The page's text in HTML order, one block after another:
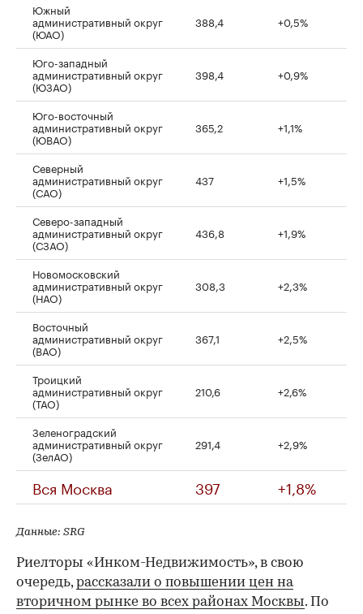
Южный
административный округ
(ЮАО)
388,4 +0,5%
Юго-западный
административный округ
(ЮЗАО)
398,4 +0,9%
Юго-восточный
административный округ
(ЮВАО)
365,2 +1,1%
Северный
административный округ
(САО)
437 +1,5%
Северо-западный
административный округ
(СЗАО)
436,8 +1,9%
Новомосковский
административный округ
(НАО)
308,3 +2,3%
Восточный
административный округ
(ВАО)
367,1 +2,5%
Троицкий
административный округ
(ТАО)
210,6 +2,6%
Зеленоградский
административный округ
(ЗелАО)
291,4 +2,9%
Вся Москва 397 +1,8%
Данные: SRG
Риелторы «Инком-Недвижимость», в свою
очередь,рассказали о повышении цен на
вторичном рынке во всех районах Москвы. По